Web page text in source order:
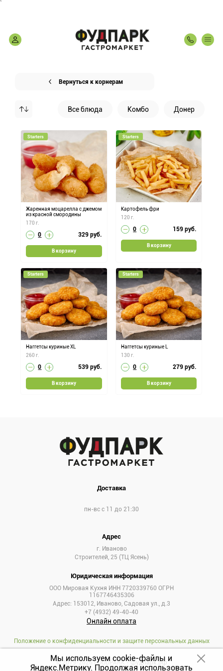
`
Вернуться к корнерам
Все блюда Комбо Донер
Starters
Жаренная моцарелла с джемом
из красной смородины
170 г.
0 329руб.
В корзину
Starters
Картофель фри
120 г.
0 159 руб.
В корзину
Starters
Наггетсы куриные XL
260 г.
0 539руб.
В корзину
Starters
Наггетсы куриные L
130 г.
0 279 руб.
В корзину
Доставка
пн-вс с 11 до 21:30
Адрес
г. Иваново
Строителей, 25 (ТЦ Ясень)
Юридическая информация
ООО Мировая Кухня ИНН 7720339760 ОГРН
1167746435306
Адрес: 153012, Иваново, Садовая ул., д.3
+7 (4932) 49-40-40
Онлайн оплата
Положение о конфиденциальности и защите персональных данных
© 2019-2026 FOODPARK -фудпарк.рф
Мы используем cookie-файлы и
Яндекс.Метрику. Продолжая использовать